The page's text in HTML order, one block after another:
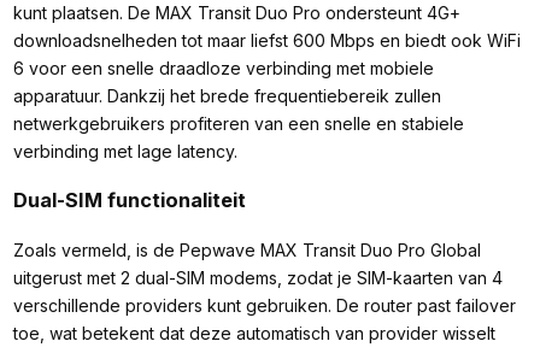
kunt plaatsen. De MAX Transit Duo Pro ondersteunt 4G+
downloadsnelheden tot maar liefst 600 Mbps en biedt ook WiFi
6 voor een snelle draadloze verbinding met mobiele
apparatuur. Dankzij het brede frequentiebereik zullen
netwerkgebruikers profiteren van een snelle en stabiele
verbinding met lage latency.
Dual-SIM functionaliteit
Zoals vermeld, is de Pepwave MAX Transit Duo Pro Global
uitgerust met 2 dual-SIM modems, zodat je SIM-kaarten van 4
verschillende providers kunt gebruiken. De router past failover
toe, wat betekent dat deze automatisch van provider wisselt